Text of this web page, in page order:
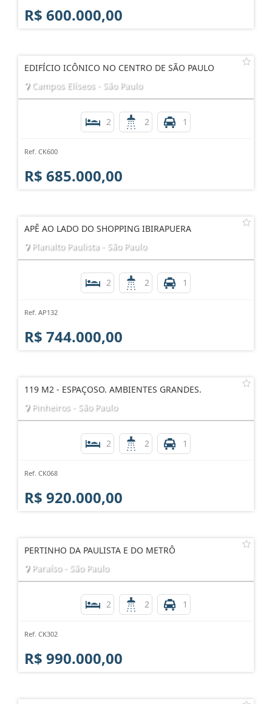
R$ 600.000,00
EDIFÍCIO ICÔNICO NO CENTRO DE SÃO PAULO
Campos Elíseos - São Paulo
2 2 1
Ref. CK600
R$ 685.000,00
APÊ AO LADO DO SHOPPING IBIRAPUERA
Planalto Paulista - São Paulo
2 2 1
Ref. AP132
R$ 744.000,00
119 M2 - ESPAÇOSO. AMBIENTES GRANDES.
Pinheiros - São Paulo
2 2 1
Ref. CK068
R$ 920.000,00
PERTINHO DA PAULISTA E DO METRÔ
Paraíso - São Paulo
2 2 1
Ref. CK302
R$ 990.000,00